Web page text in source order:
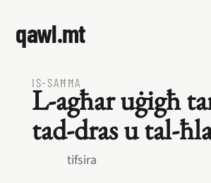
qawl.mt
IS‑SAĦĦA
L‑agħar uġigħ
tad‑dras u
tifsira